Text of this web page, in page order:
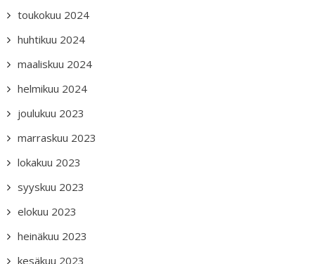
toukokuu 2024
huhtikuu 2024
maaliskuu 2024
helmikuu 2024
joulukuu 2023
marraskuu 2023
lokakuu 2023
syyskuu 2023
elokuu 2023
heinäkuu 2023
kesäkuu 2023